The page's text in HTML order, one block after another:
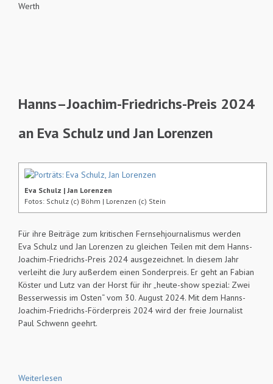
Werth
Hanns–Joachim-Friedrichs-Preis 2024
an Eva Schulz und Jan Lorenzen
Eva Schulz | Jan Lorenzen
Fotos: Schulz (c) Böhm | Lorenzen (c) Stein
Für ihre Beiträge zum kritischen Fernsehjournalismus werden
Eva Schulz und Jan Lorenzen zu gleichen Teilen mit dem Hanns-
Joachim-Friedrichs-Preis 2024 ausgezeichnet. In diesem Jahr
verleiht die Jury außerdem einen Sonderpreis. Er geht an Fabian
Köster und Lutz van der Horst für ihr „heute-show spezial: Zwei
Besserwessis im Osten“ vom 30. August 2024. Mit dem Hanns-
Joachim-Friedrichs-Förderpreis 2024 wird der freie Journalist
Paul Schwenn geehrt.
Weiterlesen